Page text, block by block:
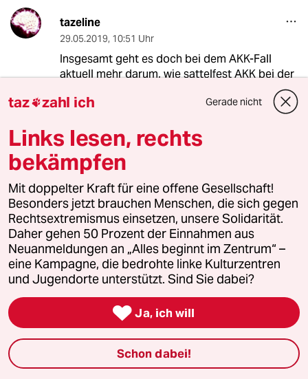
tazeline
29.05.2019, 10:51 Uhr
Insgesamt geht es doch bei dem AKK-Fall
aktuell mehr darum, wie sattelfest AKK bei der
CDU ist. Deshalb rütteln die Medien etwas an
ihrem Stuhl und dann sieht man mal in welche
ABER: AKK hat doch diese Überlegung nicht
von ungefähr angestellt.
AKK würde doch das Thema nicht aufgegriffen
haben, würde sie sich nicht wünschen, dass ein
Rezo-Video zukünftig nicht mehr möglich ist!!!
Sonst macht doch das von IHR aufgegriffene
Thema überhaupt keinen Sinn.
Statt dass die CDU aus ihrer medialen
Unfähigkeit lernt, versucht sie die "Opposition"
mundtot zu machen. Und dies ist umso
schlimmer, als dass die klassischen Medien in
den letzten Jahrzehnten ihren Job als VIERTE
GEWALT im Staate überhaupt nicht mehr
taz zahl ich Gerade nicht
Links lesen, rechts
bekämpfen
Mit doppelter Kraft für eine offene Gesellschaft!
Besonders jetzt brauchen Menschen, die sich gegen
Rechtsextremismus einsetzen, unsere Solidarität.
Daher gehen 50 Prozent der Einnahmen aus
Neuanmeldungen an „Alles beginnt im Zentrum“ –
eine Kampagne, die bedrohte linke Kulturzentren
und Jugendorte unterstützt. Sind Sie dabei?
 Ja, ich will
Schon dabei!